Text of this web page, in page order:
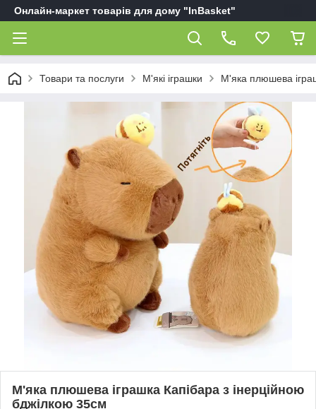
Онлайн-маркет товарів для дому "InBasket"
Товари та послуги М'які іграшки М'яка плюшева
М'яка плюшева іграшка Капібара з інерційною
бджілкою 35см